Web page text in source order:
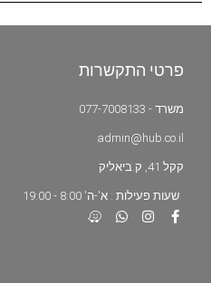
פרטי התקשרות
משרד - 077-7008133
admin@hub.co.il
קקל 41, ק.ביאליק
שעות פעילות : א'-ה' 8:00 - 19:00